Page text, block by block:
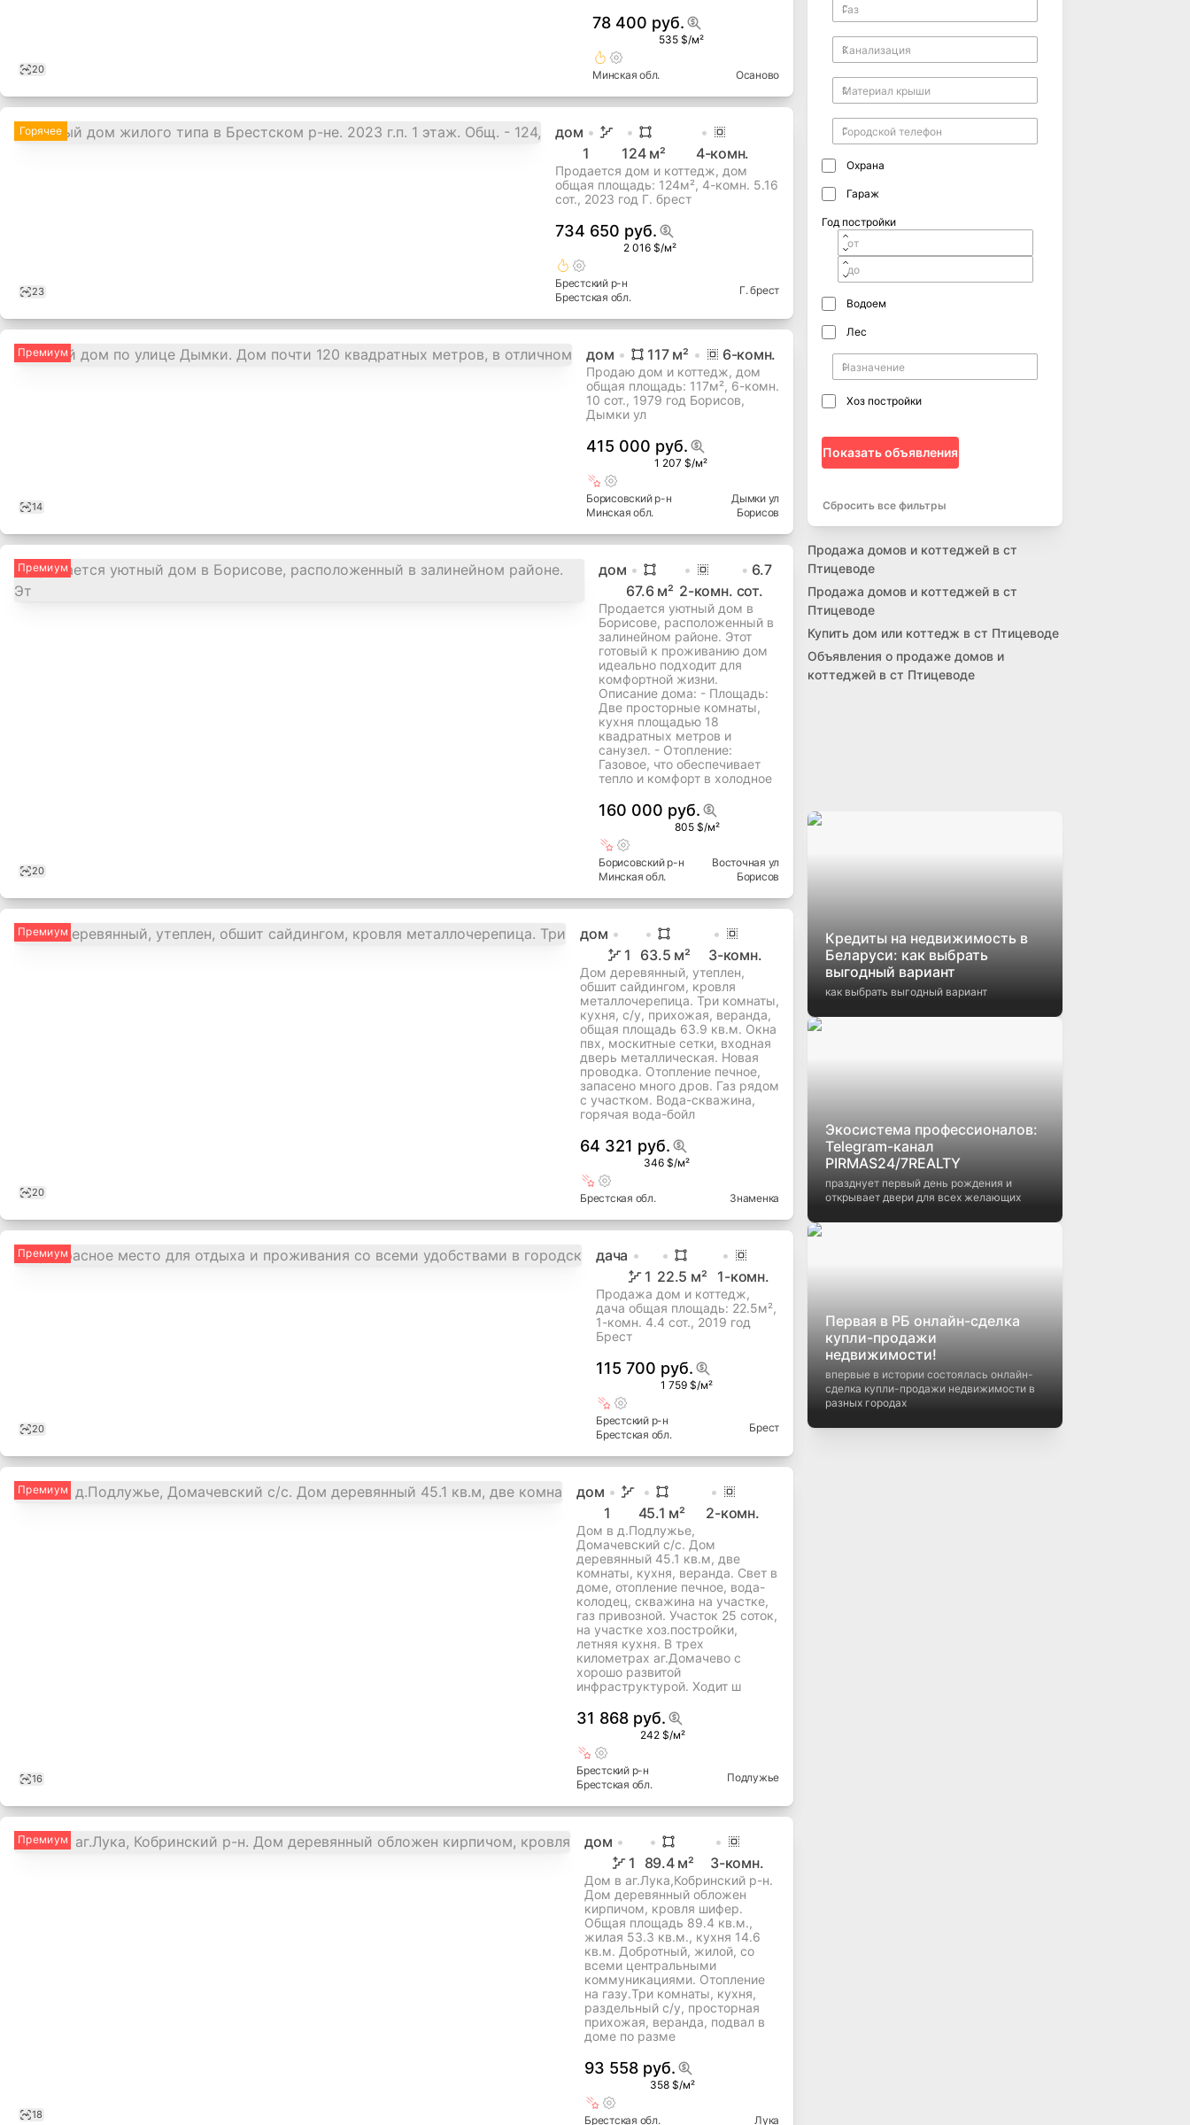
20
78 400 руб.
535 $/м²
Минская обл. Осаново
23
Горячее
дом
1
124м² 4-комн.
Продается дом и коттедж, дом
общая площадь: 124м², 4-комн. 5.16
сот., 2023 год Г. брест
734 650 руб.
2 016 $/м²
Брестский р-н
Брестская обл.
Г. брест
14
Премиум дом 117м² 6-комн.
Продаю дом и коттедж, дом
общая площадь: 117м², 6-комн.
10 сот., 1979 год Борисов,
Дымки ул
415 000 руб.
1 207 $/м²
Борисовскийр-н
Минская обл.
Дымки ул
Борисов
20
Премиум
дом
67.6м² 2-комн.
6.7
сот.
Продается уютный дом в
Борисове, расположенный в
залинейном районе. Этот
готовый к проживанию дом
идеально подходит для
комфортной жизни.
Описание дома: - Площадь:
Две просторные комнаты,
кухня площадью 18
квадратных метров и
санузел. - Отопление:
Газовое, что обеспечивает
тепло и комфорт в холодное
160 000 руб.
805 $/м²
Борисовскийр-н
Минская обл.
Восточная ул
Борисов
20
Премиум
дом
1
63.5 м² 3-комн.
Дом деревянный, утеплен,
обшит сайдингом, кровля
металлочерепица. Три комнаты,
кухня, с/у, прихожая, веранда,
общая площадь 63.9 кв.м. Окна
пвх, москитные сетки, входная
дверь металлическая. Новая
проводка. Отопление печное,
запасено много дров. Газ рядом
с участком. Вода-скважина,
горячая вода-бойл
64 321 руб.
346 $/м²
Брестская обл. Знаменка
20
Премиум
дача
1 22.5 м² 1-комн.
Продажа дом и коттедж,
дача общая площадь: 22.5м²,
1-комн. 4.4 сот., 2019 год
Брест
115 700 руб.
1 759 $/м²
Брестскийр-н
Брестская обл.
Брест
16
Премиум
дом
1
45.1 м² 2-комн.
Дом в д.Подлужье,
Домачевский с/с. Дом
деревянный 45.1 кв.м, две
комнаты, кухня, веранда. Свет в
доме, отопление печное, вода-
колодец, скважина на участке,
газ привозной. Участок 25 соток,
на участке хоз.постройки,
летняя кухня. В трех
километрах аг.Домачево с
хорошо развитой
инфраструктурой. Ходит ш
31 868 руб.
242 $/м²
Брестскийр-н
Брестская обл.
Подлужье
18
Премиум
дом
1
89.4м² 3-комн.
Дом в аг.Лука,Кобринский р-н.
Дом деревянный обложен
кирпичом, кровля шифер.
Общая площадь 89.4 кв.м.,
жилая 53.3 кв.м., кухня 14.6
кв.м. Добротный, жилой, со
всеми центральными
коммуникациями. Отопление
на газу.Три комнаты, кухня,
раздельный с/у, просторная
прихожая, веранда, подвал в
доме по разме
93 558 руб.
358 $/м²
Брестская обл. Лука
Охрана
Гараж
Год постройки
Водоем
Лес
Хоз постройки
Показать объявления
Сбросить все фильтры
Продажа домов и коттеджей в ст
Птицеводе
Продажа домов и коттеджей в ст
Птицеводе
Купить дом или коттедж в ст Птицеводе
Объявления о продаже домов и
коттеджей в ст Птицеводе
Кредиты на недвижимость в
Беларуси: как выбрать
выгодный вариант
как выбрать выгодный вариант
Экосистема профессионалов:
Telegram-канал
PIRMAS24/7REALTY
празднует первый день рождения и
открывает двери для всех желающих
Первая в РБ онлайн-сделка
купли-продажи
недвижимости!
впервые в истории состоялась онлайн-
сделка купли-продажи недвижимости в
разных городах